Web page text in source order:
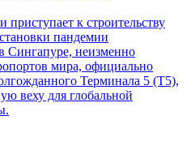
к строительству
пандемии
Сингапуре, неизменно
мира, официально
Терминала 5 (Т5),
веху для глобальной